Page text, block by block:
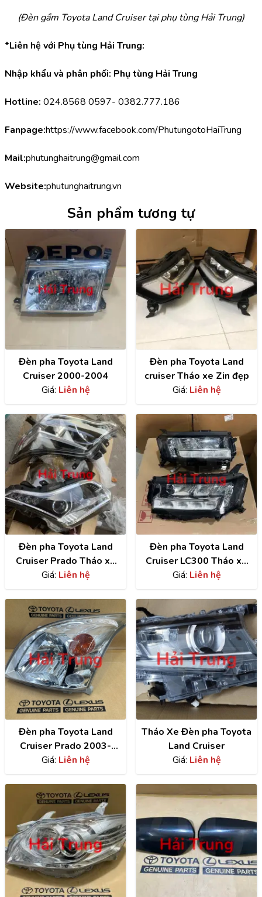
(Đèn gầm Toyota Land Cruiser tại phụ tùng Hải Trung)
*Liên hệ với Phụ tùng Hải Trung:
Nhập khẩu và phân phối: Phụ tùng Hải Trung
Hotline: 024.8568 0597- 0382.777.186
Fanpage:https://www.facebook.com/PhutungotoHaiTrung
Mail:phutunghaitrung@gmail.com
Website:phutunghaitrung.vn
Sản phẩm tương tự
Đèn pha Toyota Land
Cruiser 2000-2004
Giá: Liên hệ
Đèn pha Toyota Land
cruiser Tháo xe Zin đẹp
Giá: Liên hệ
Đèn pha Toyota Land
Cruiser Prado Tháo xe
Zin đẹp
Giá: Liên hệ
Đèn pha Toyota Land
Cruiser LC300 Tháo xe
Zin
Giá: Liên hệ
Đèn pha Toyota Land
Cruiser Prado 2003-
2007
Giá: Liên hệ
Tháo Xe Đèn pha Toyota
Land Cruiser
Giá: Liên hệ